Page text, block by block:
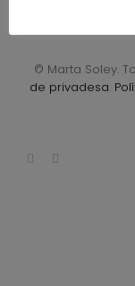
© Marta Soley.
de privadesa.